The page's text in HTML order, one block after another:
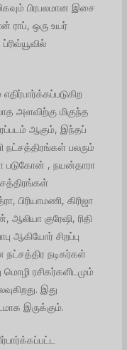
பிரபலமான இசை
ராப், ஒரு உயர்
அளவிற்கு மிகுந்த
ஆகும், இந்தப்
நட்சத்திரங்கள் பலரும்
படுகோன் , நயன்தாரா
பிரியாமணி, கிரிஜா
குரேஷி, ரிதி
ஆகியோர் சிறப்பு
நடிகர்கள்
ரசிகர்களிடமும்
இது
இருக்கும்.